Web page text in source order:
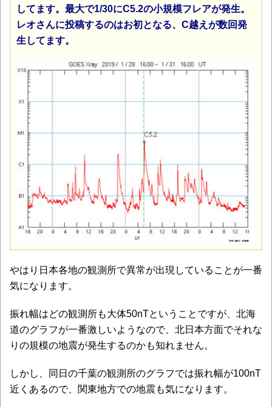
してます。最大で1/30にC5.2の小規模フレアが発生。
レオさんに投稿するのはお初となる、C越えが数回発
生してます。
やはり日本各地の観測所で異常が出現していることが一番
気になります。
振れ幅はどの観測所も大体50nTということですが、北海
道のグラフが一番激しいようなので、北日本方面でそれな
りの規模の地震が発生するのかも知れません。
しかし、同日の千葉の観測所のグラフでは振れ幅が100nT
近くあるので、関東地方での地震も気になります。